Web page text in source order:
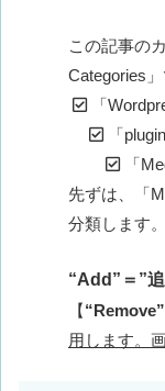
この記事の
Categories
「
「
「
先ずは、「
分類します。
“Add”＝”
【
用します。